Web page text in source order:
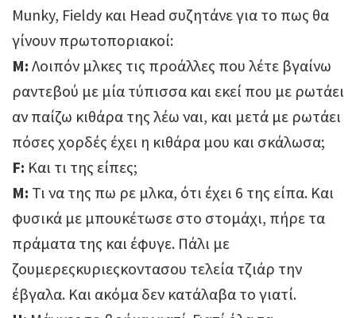
Munky, Fieldy και Head συζητάνε για το πως θα
γίνουν πρωτοποριακοί:
Μ: Λοιπόν μλκες τις προάλλες που λέτε βγαίνω
ραντεβού με μία τύπισσα και εκεί που με ρωτάει
αν παίζω κιθάρα της λέω ναι, και μετά με ρωτάει
πόσες χορδές έχει η κιθάρα μου και σκάλωσα;
F: Και τι της είπες;
Μ: Τι να της πω ρε μλκα, ότι έχει 6 της είπα. Και
φυσικά με μπουκέτωσε στο στομάχι, πήρε τα
πράματα της και έφυγε. Πάλι με
ζουμερεςκυριεςκοντασου τελεία τζιάρ την
έβγαλα. Και ακόμα δεν κατάλαβα το γιατί.